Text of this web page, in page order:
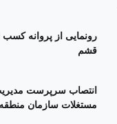
رونمایی از پروانه کسب
قشم
انتصاب سرپرست
مستغلات سازمان